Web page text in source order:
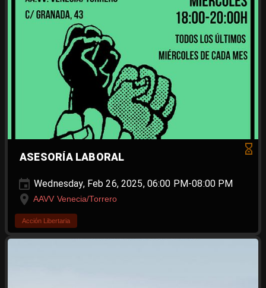
ASESORÍA LABORAL
Wednesday, Feb 26, 2025, 06:00 PM-08:00 PM
AAVV Venecia/Torrero
Acción Libertaria